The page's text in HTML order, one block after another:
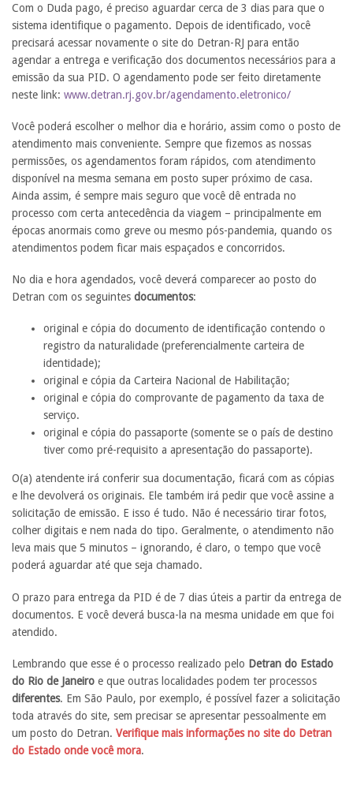
Com o Duda pago, é preciso aguardar cerca de 3 dias para que o
sistema identifique o pagamento. Depois de identificado, você
precisará acessar novamente o site do Detran-RJ para então
agendar a entrega e verificação dos documentos necessários para a
emissão da sua PID. O agendamento pode ser feito diretamente
neste link: www.detran.rj.gov.br/agendamento.eletronico/
Você poderá escolher o melhor dia e horário, assim como o posto de
atendimento mais conveniente. Sempre que fizemos as nossas
permissões, os agendamentos foram rápidos, com atendimento
disponível na mesma semana em posto super próximo de casa.
Ainda assim, é sempre mais seguro que você dê entrada no
processo com certa antecedência da viagem – principalmente em
épocas anormais como greve ou mesmo pós-pandemia, quando os
atendimentos podem ficar mais espaçados e concorridos.
No dia e hora agendados, você deverá comparecer ao posto do
Detran com os seguintes documentos:
original e cópia do documento de identificação contendo o
registro da naturalidade (preferencialmente carteira de
identidade);
original e cópia da Carteira Nacional de Habilitação;
original e cópia do comprovante de pagamento da taxa de
serviço.
original e cópia do passaporte (somente se o país de destino
tiver como pré-requisito a apresentação do passaporte).
O(a) atendente irá conferir sua documentação, ficará com as cópias
e lhe devolverá os originais. Ele também irá pedir que você assine a
solicitação de emissão. E isso é tudo. Não é necessário tirar fotos,
colher digitais e nem nada do tipo. Geralmente, o atendimento não
leva mais que 5 minutos – ignorando, é claro, o tempo que você
poderá aguardar até que seja chamado.
O prazo para entrega da PID é de 7 dias úteis a partir da entrega de
documentos. E você deverá busca-la na mesma unidade em que foi
atendido.
Lembrando que esse é o processo realizado pelo Detran do Estado
do Rio de Janeiro e que outras localidades podem ter processos
diferentes. Em São Paulo, por exemplo, é possível fazer a solicitação
toda através do site, sem precisar se apresentar pessoalmente em
um posto do Detran. Verifique mais informações no site do Detran
do Estado onde você mora.